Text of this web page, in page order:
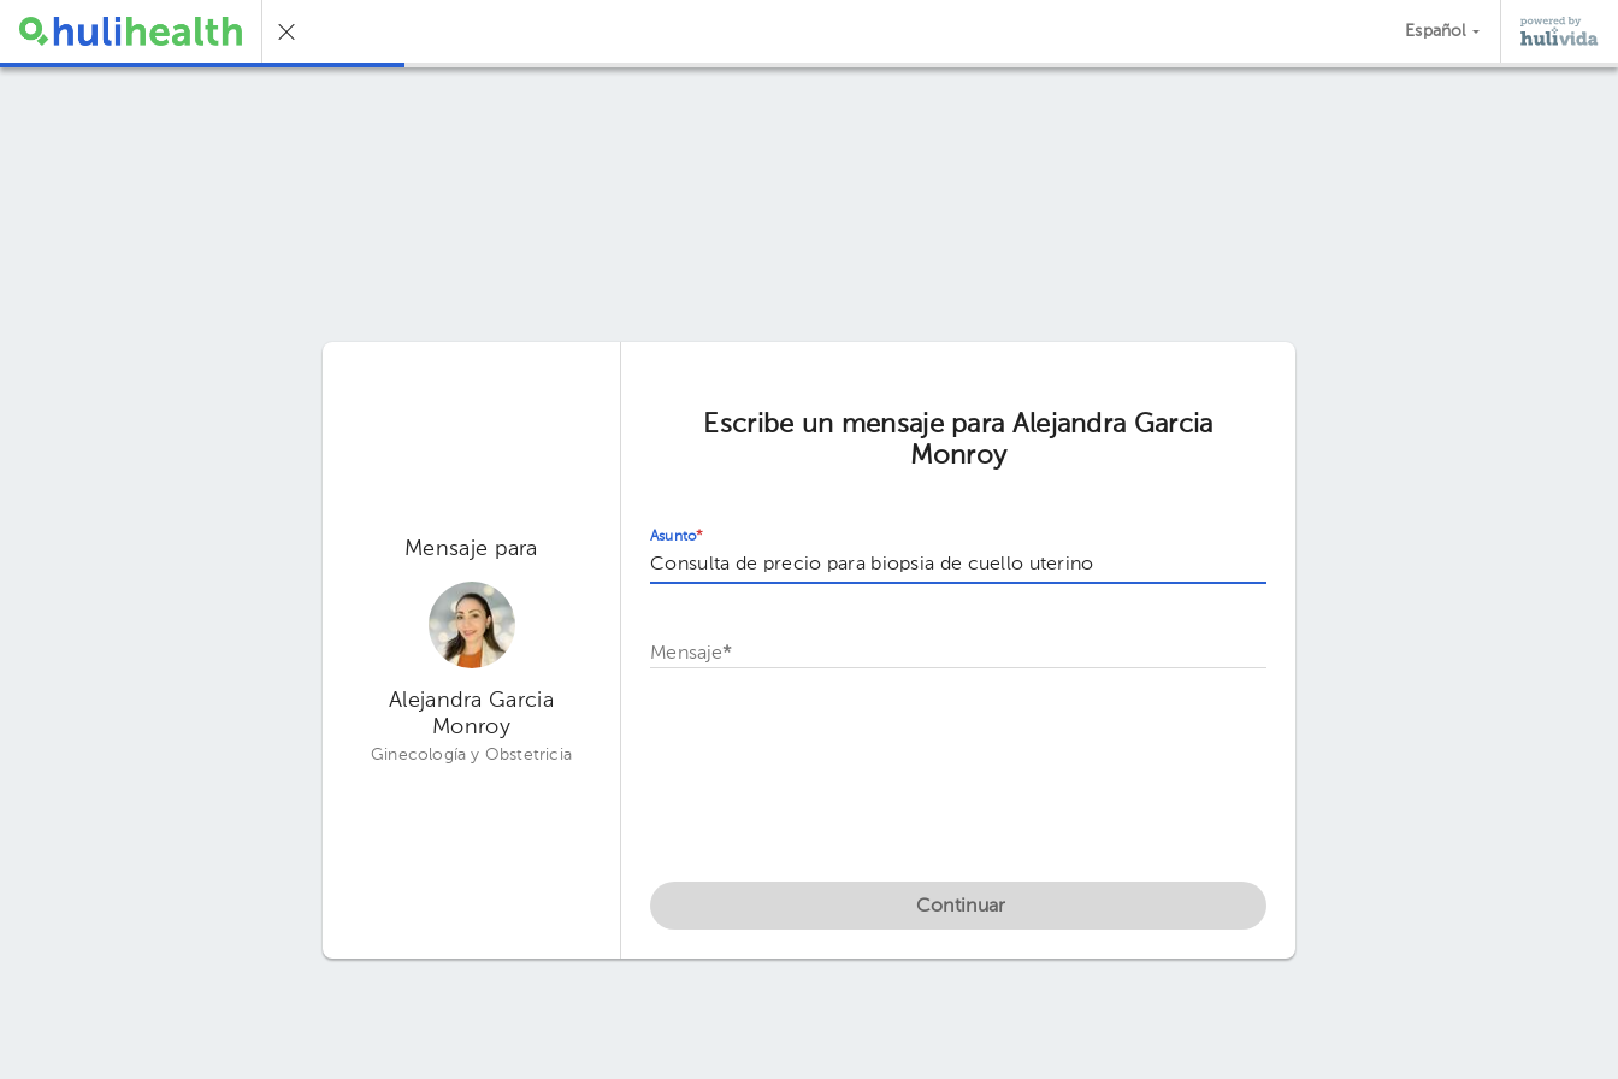
Español
Mensaje para
Alejandra Garcia
Monroy
Ginecología y Obstetricia
Escribe un mensaje para Alejandra Garcia
Monroy
Asunto*
Mensaje*
Continuar